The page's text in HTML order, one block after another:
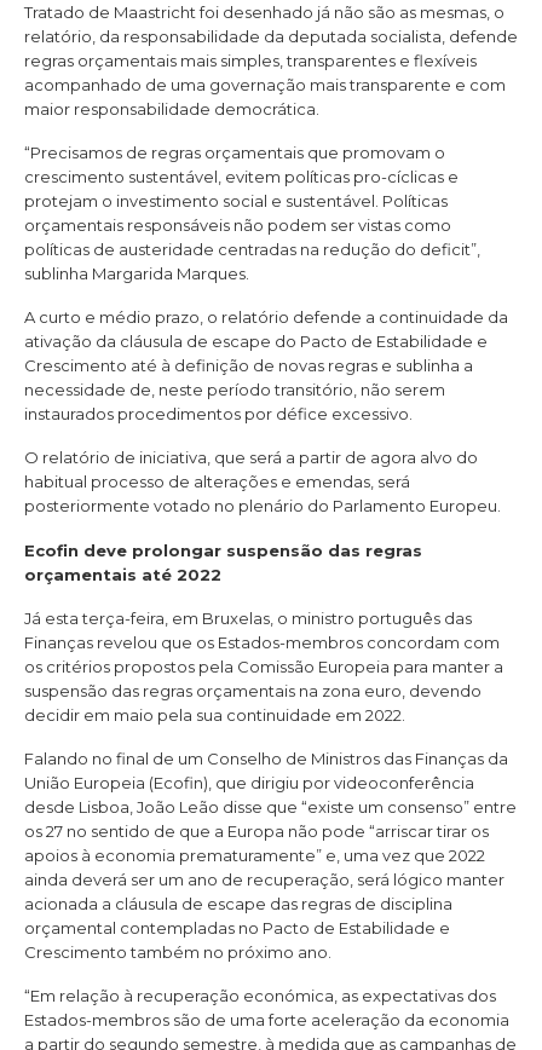
Tratado de Maastricht foi desenhado já não são as mesmas, o
relatório, da responsabilidade da deputada socialista, defende
regras orçamentais mais simples, transparentes e flexíveis
acompanhado de uma governação mais transparente e com
maior responsabilidade democrática.
“Precisamos de regras orçamentais que promovam o
crescimento sustentável, evitem políticas pro-cíclicas e
protejam o investimento social e sustentável. Políticas
orçamentais responsáveis não podem ser vistas como
políticas de austeridade centradas na redução do deficit”,
sublinha Margarida Marques.
A curto e médio prazo, o relatório defende a continuidade da
ativação da cláusula de escape do Pacto de Estabilidade e
Crescimento até à definição de novas regras e sublinha a
necessidade de, neste período transitório, não serem
instaurados procedimentos por défice excessivo.
O relatório de iniciativa, que será a partir de agora alvo do
habitual processo de alterações e emendas, será
posteriormente votado no plenário do Parlamento Europeu.
Ecofin deve prolongar suspensão das regras
orçamentais até 2022
Já esta terça-feira, em Bruxelas, o ministro português das
Finanças revelou que os Estados-membros concordam com
os critérios propostos pela Comissão Europeia para manter a
suspensão das regras orçamentais na zona euro, devendo
decidir em maio pela sua continuidade em 2022.
Falando no final de um Conselho de Ministros das Finanças da
União Europeia (Ecofin), que dirigiu por videoconferência
desde Lisboa, João Leão disse que “existe um consenso” entre
os 27 no sentido de que a Europa não pode “arriscar tirar os
apoios à economia prematuramente” e, uma vez que 2022
ainda deverá ser um ano de recuperação, será lógico manter
acionada a cláusula de escape das regras de disciplina
orçamental contempladas no Pacto de Estabilidade e
Crescimento também no próximo ano.
“Em relação à recuperação económica, as expectativas dos
Estados-membros são de uma forte aceleração da economia
a partir do segundo semestre, à medida que as campanhas de